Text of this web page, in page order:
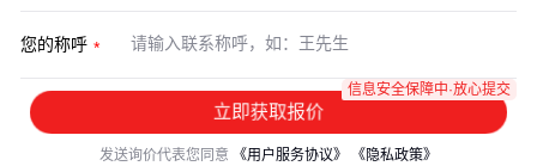
您的称呼
立即获取报价
信息安全保障中·放心提交
发送询价代表您同意 《用户服务协议》 《隐私政策》